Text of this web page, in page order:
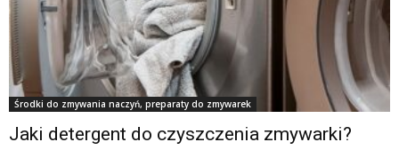
Środki do zmywania naczyń, preparaty do zmywarek
Jaki detergent do czyszczenia zmywarki?